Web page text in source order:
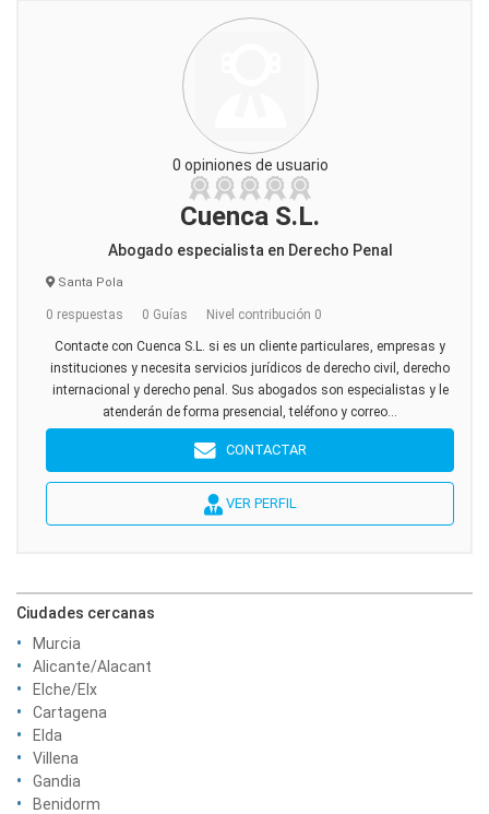
0 opiniones de usuario
Cuenca S.L.
Abogado especialista en Derecho Penal
Santa Pola
0 respuestas 0 Guías Nivel contribución 0
Contacte con Cuenca S.L. si es un cliente particulares, empresas y
instituciones y necesita servicios jurídicos de derecho civil, derecho
internacional y derecho penal. Sus abogados son especialistas y le
atenderán de forma presencial, teléfono y correo...
CONTACTAR
VER PERFIL
Ciudades cercanas
Murcia
Alicante/Alacant
Elche/Elx
Cartagena
Elda
Villena
Gandia
Benidorm